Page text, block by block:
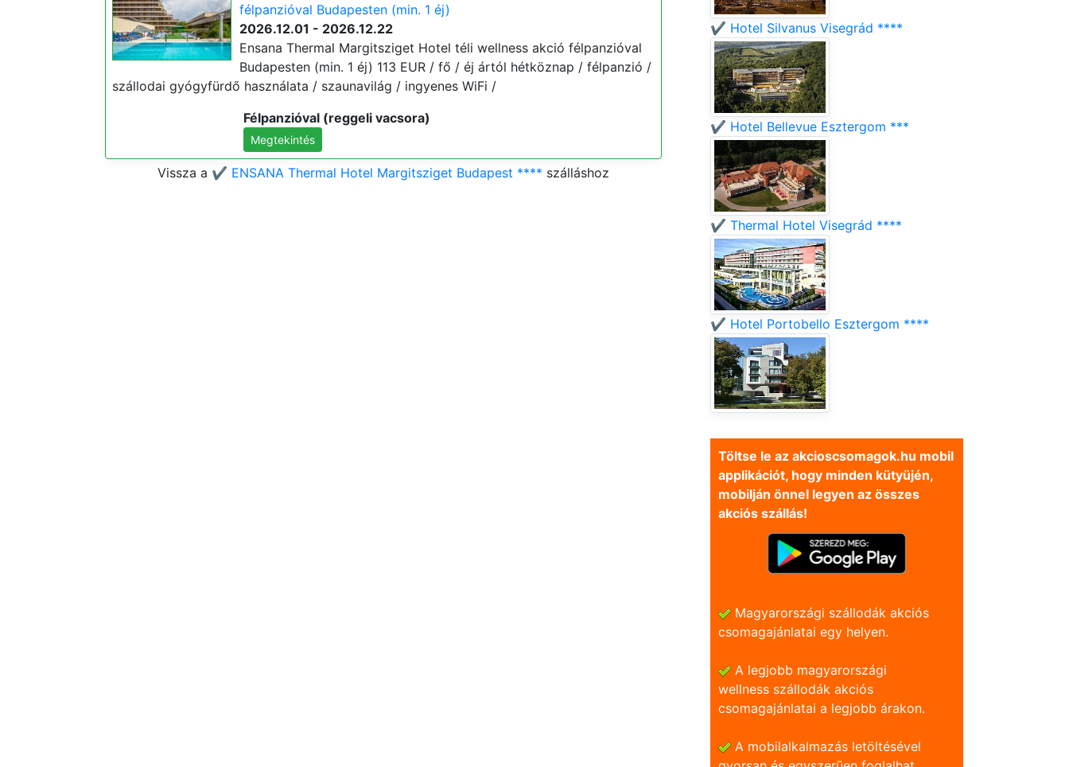
félpanzióval Budapesten (min. 1 éj)
2026.12.01 - 2026.12.22
Ensana Thermal Margitsziget Hotel téli wellness akció félpanzióval
Budapesten (min. 1 éj) 113 EUR / fő / éj ártól hétköznap / félpanzió /
szállodai gyógyfürdő használata / szaunavilág / ingyenes WiFi /
Félpanzióval (reggeli vacsora)
Megtekintés
Vissza a ✔️ ENSANA Thermal Hotel Margitsziget Budapest **** szálláshoz
✔️ Hotel Silvanus Visegrád ****
✔️ Hotel Bellevue Esztergom ***
✔️ Thermal Hotel Visegrád ****
✔️ Hotel Portobello Esztergom ****
Töltse le az akcioscsomagok.hu mobil
applikációt, hogy minden kütyüjén,
mobilján önnel legyen az összes
akciós szállás!
Magyarországi szállodák akciós
csomagajánlatai egy helyen.
A legjobb magyarországi
wellness szállodák akciós
csomagajánlatai a legjobb árakon.
A mobilalkalmazás letöltésével